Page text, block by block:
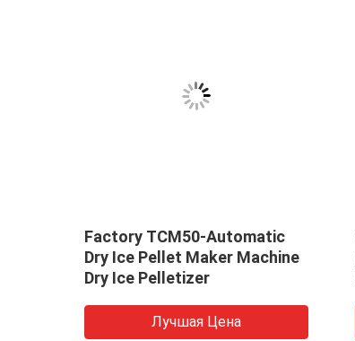
Factory TCM50-Automatic
Dry Ice Pellet Maker Machine
Dry Ice Pelletizer
Лучшая Цена